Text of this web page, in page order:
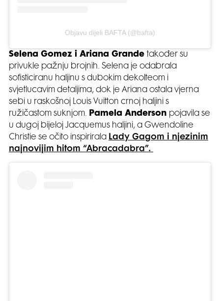
Objavu dijeli BAFTA (@bafta)
Selena Gomez i Ariana Grande također su
privukle pažnju brojnih. Selena je odabrala
sofisticiranu haljinu s dubokim dekolteom i
svjetlucavim detaljima, dok je Ariana ostala vjerna
sebi u raskošnoj Louis Vuitton crnoj haljini s
ružičastom suknjom. Pamela Anderson pojavila se
u dugoj bijeloj Jacquemus haljini, a Gwendoline
Christie se očito inspirirala Lady Gagom i njezinim
najnovijim hitom “Abracadabra”.